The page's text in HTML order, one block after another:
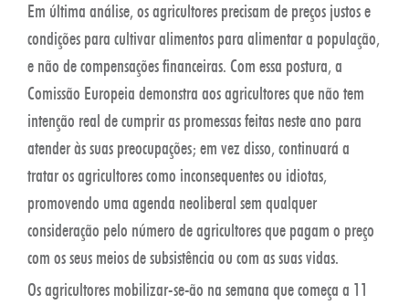
Em última análise, os agricultores precisam de preços justos e
condições para cultivar alimentos para alimentar a população,
e não de compensações financeiras. Com essa postura, a
Comissão Europeia demonstra aos agricultores que não tem
intenção real de cumprir as promessas feitas neste ano para
atender às suas preocupações; em vez disso, continuará a
tratar os agricultores como inconsequentes ou idiotas,
promovendo uma agenda neoliberal sem qualquer
consideração pelo número de agricultores que pagam o preço
com os seus meios de subsistência ou com as suas vidas.
Os agricultores mobilizar-se-ão na semana que começa a 11